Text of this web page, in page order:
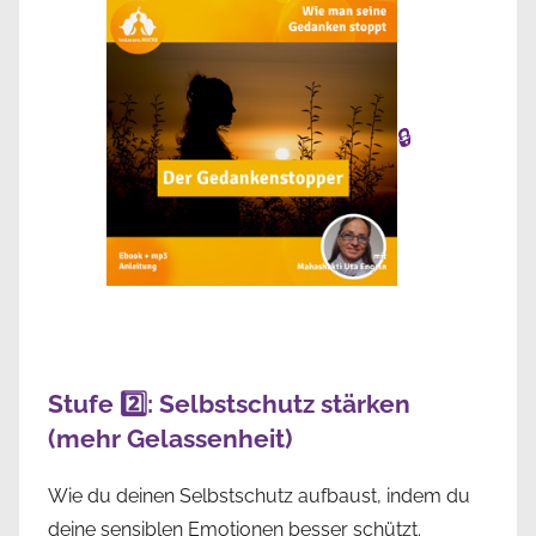
🔒
Stufe 2️⃣: Selbstschutz stärken
(mehr Gelassenheit)
Wie du deinen Selbstschutz aufbaust, indem du
deine sensiblen Emotionen besser schützt.